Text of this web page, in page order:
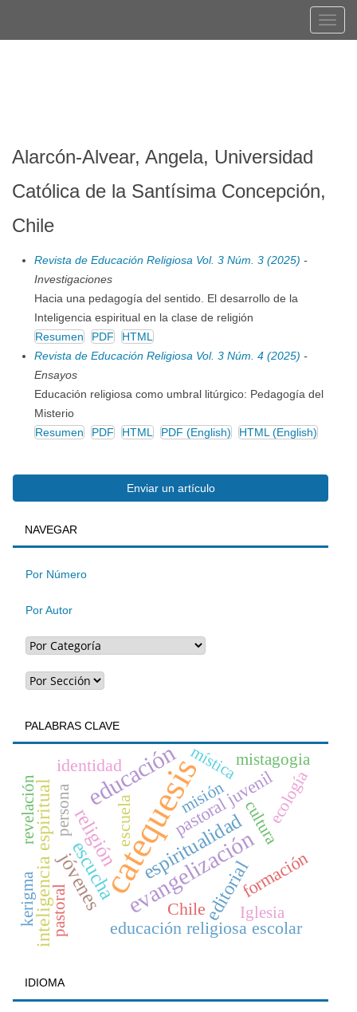
Alarcón-Alvear, Angela, Universidad
Católica de la Santísima Concepción,
Chile
Revista de Educación Religiosa Vol. 3 Núm. 3 (2025) -
Investigaciones
Hacia una pedagogía del sentido. El desarrollo de la
Inteligencia espiritual en la clase de religión
Resumen
PDF
HTML
Revista de Educación Religiosa Vol. 3 Núm. 4 (2025) -
Ensayos
Educación religiosa como umbral litúrgico: Pedagogía del
Misterio
Resumen
PDF HTML PDF (English) HTML (English)
Enviar
un
artículo
Enviar un artículo
BUSQUEDA
NAVEGAR
Por Número
Por Autor
PALABRAS CLAVE
catequesis
educación
evangelización
escucha
jóvenes espiritualidad
religión
inteligencia espiritual editorial
Chile
formación
pastoral juvenil
educación religiosa escolar
escuela
identidad
cultura
mística
revelación ecología
persona
pastoral
kerigma
mistagogia
misión
Iglesia
IDIOMA